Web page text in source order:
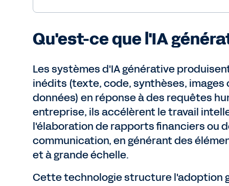
Qu'est-ce que l'IA
Les systèmes d'IA générative
inédits (texte, code, synthèses, images
données) en réponse à des requêtes
entreprise, ils accélèrent le travail
l'élaboration de rapports financiers ou
communication, en générant des
et à grande échelle.
Cette technologie structure l'adoption